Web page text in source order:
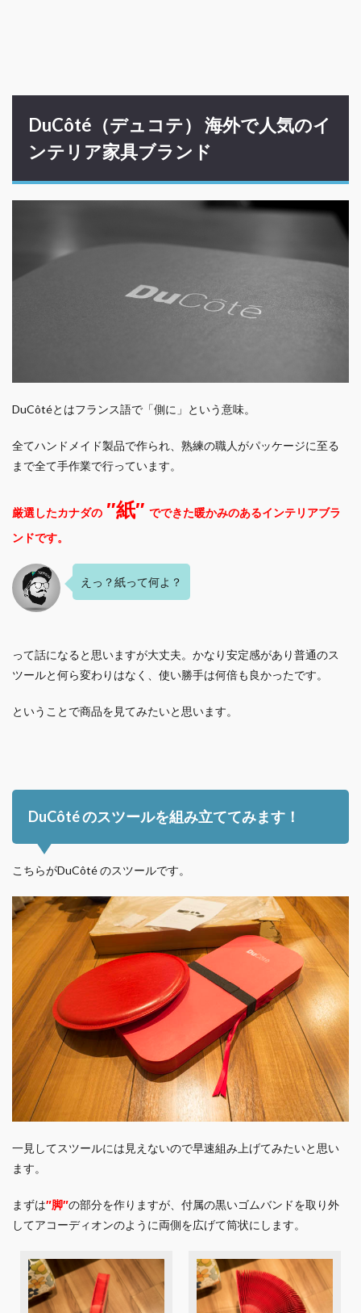
DuCôté（デュコテ） 海外で人気のイ
ンテリア家具ブランド
DuCôtéとはフランス語で「側に」という意味。
全てハンドメイド製品で作られ、熟練の職人がパッケージに至る
まで全て手作業で行っています。
厳選したカナダの ″紙″ でできた暖かみのあるインテリアブラ
ンドです。
えっ？紙って何よ？
って話になると思いますが大丈夫。かなり安定感があり普通のス
ツールと何ら変わりはなく、使い勝手は何倍も良かったです。
ということで商品を見てみたいと思います。
DuCôté のスツールを組み立ててみます！
こちらがDuCôté のスツールです。
一見してスツールには見えないので早速組み上げてみたいと思い
ます。
まずは″脚″の部分を作りますが、付属の黒いゴムバンドを取り外
してアコーディオンのように両側を広げて筒状にします。